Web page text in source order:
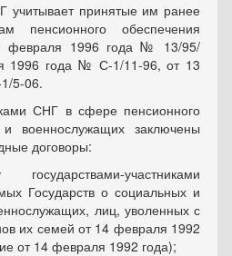
учитывает принятые им ранее
пенсионного обеспечения
февраля 1996 года № 13/95/
1996 года № С-1/11-96, от 13
5-06.
СНГ в сфере пенсионного
военнослужащих заключены
договоры:
участниками
Государств о социальных и
лиц, уволенных с
их семей от 14 февраля 1992
от 14 февраля 1992 года);